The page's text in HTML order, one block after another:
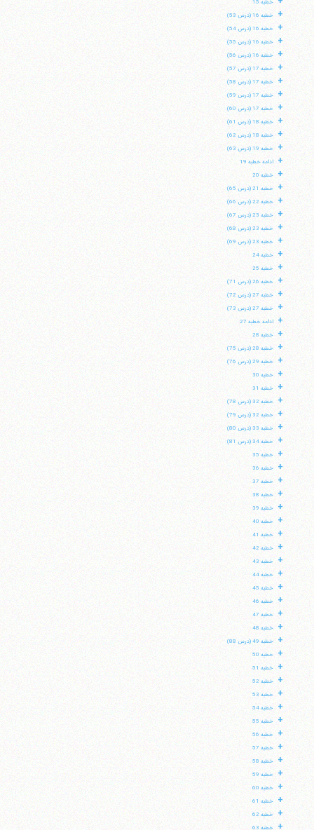
خطبه 15
+ خطبه 16 (درس 53)
+ خطبه 16 (درس 54)
+ خطبه 16 (درس 55)
+ خطبه 16 (درس 56)
+ خطبه 17 (درس 57)
+ خطبه 17 (درس 58)
+ خطبه 17 (درس 59)
+ خطبه 17 (درس 60)
+ خطبه 18 (درس 61)
+ خطبه 18 (درس 62)
+ خطبه 19 (درس 63)
+ ادامه خطبه 19
+ خطبه 20
+ خطبه 21 (درس 65)
+ خطبه 22 (درس 66)
+ خطبه 23 (درس 67)
+ خطبه 23 (درس 68)
+ خطبه 23 (درس 69)
+ خطبه 24
+ خطبه 25
+ خطبه 26 (درس 71)
+ خطبه 27 (درس 72)
+ خطبه 27 (درس 73)
+ ادامه خطبه 27
+ خطبه 28
+ خطبه 28 (درس 75)
+ خطبه 29 (درس 76)
+ خطبه 30
+ خطبه 31
+ خطبه 32 (درس 78)
+ خطبه 32 (درس 79)
+ خطبه 33 (درس 80)
+ خطبه 34 (درس 81)
+ خطبه 35
+ خطبه 36
+ خطبه 37
+ خطبه 38
+ خطبه 39
+ خطبه 40
+ خطبه 41
+ خطبه 42
+ خطبه 43
+ خطبه 44
+ خطبه 45
+ خطبه 46
+ خطبه 47
+ خطبه 48
+ خطبه 49 (درس 88)
+ خطبه 50
+ خطبه 51
+ خطبه 52
+ خطبه 53
+ خطبه 54
+ خطبه 55
+ خطبه 56
+ خطبه 57
+ خطبه 58
+ خطبه 59
+ خطبه 60
+ خطبه 61
+ خطبه 62
+ خطبه 63